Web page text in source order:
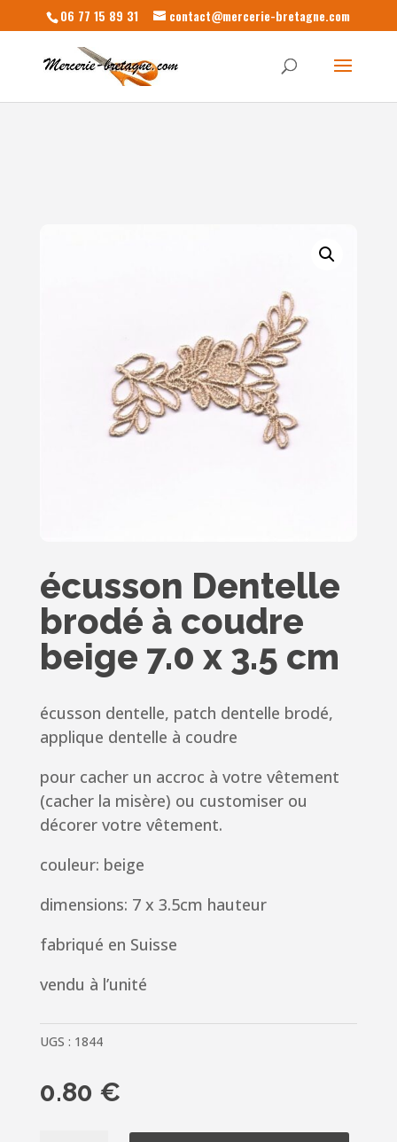
06 77 15 89 31 contact@mercerie-bretagne.com
écusson Dentelle
brodé à coudre
beige 7.0 x 3.5 cm
écusson dentelle, patch dentelle brodé,
applique dentelle à coudre
pour cacher un accroc à votre vêtement
(cacher la misère) ou customiser ou
décorer votre vêtement.
couleur: beige
dimensions: 7 x 3.5cm hauteur
fabriqué en Suisse
vendu à l’unité
UGS : 1844
0.80 €